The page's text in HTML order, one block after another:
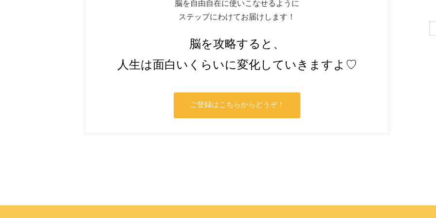
脳を自由自在に使いこなせるように
ステップにわけてお届けします！
脳を攻略すると、
人生は面白いくらいに変化していきますよ♡
ご登録はこちらからどうぞ！